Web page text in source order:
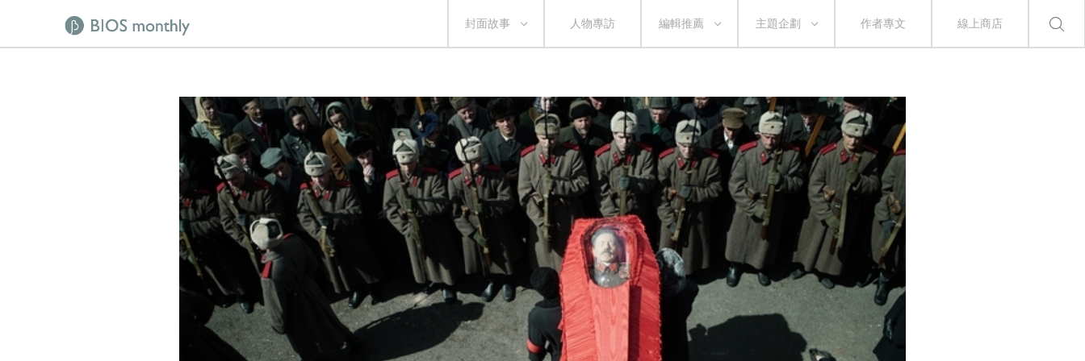
封面故事 人物專訪 編輯推薦 主題企劃 作者專文 線上商店